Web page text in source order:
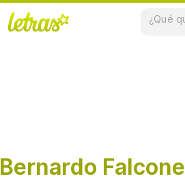
Bernardo Falcone